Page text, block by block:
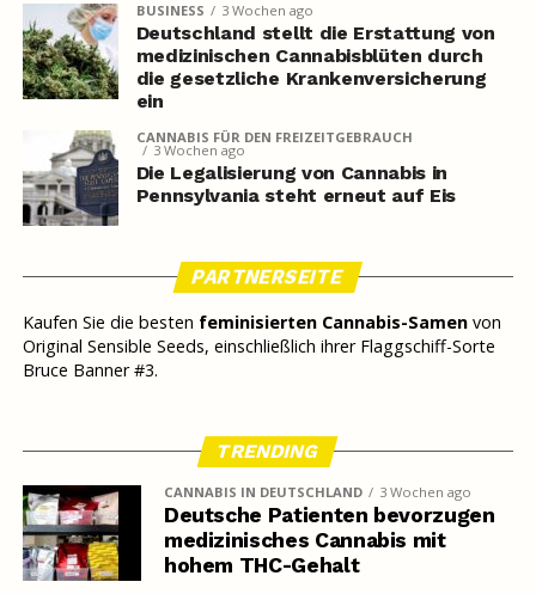
BUSINESS 3 Wochen ago
Deutschland stellt die Erstattung von
medizinischen Cannabisblüten durch
die gesetzliche Krankenversicherung
ein
CANNABIS FÜR DEN FREIZEITGEBRAUCH
3 Wochen ago
Die Legalisierung von Cannabis in
Pennsylvania steht erneut auf Eis
PARTNERSEITE
Kaufen Sie die besten feminisierten Cannabis-Samenvon
Original Sensible Seeds, einschließlich ihrer Flaggschiff-Sorte
Bruce Banner #3.
TRENDING
CANNABIS IN DEUTSCHLAND 3 Wochen ago
Deutsche Patienten bevorzugen
medizinisches Cannabis mit
hohem THC-Gehalt